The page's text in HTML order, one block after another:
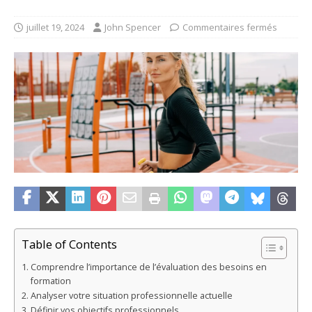
juillet 19, 2024 John Spencer Commentaires fermés
Table of Contents
Comprendre l’importance de l’évaluation des besoins en
formation
Analyser votre situation professionnelle actuelle